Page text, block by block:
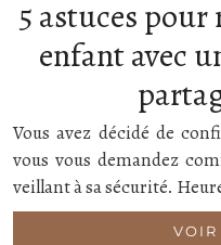
5 astuces
enfant avec
Vous avez décidé de
vous vous demandez
veillant à sa sécurité.
VOIR